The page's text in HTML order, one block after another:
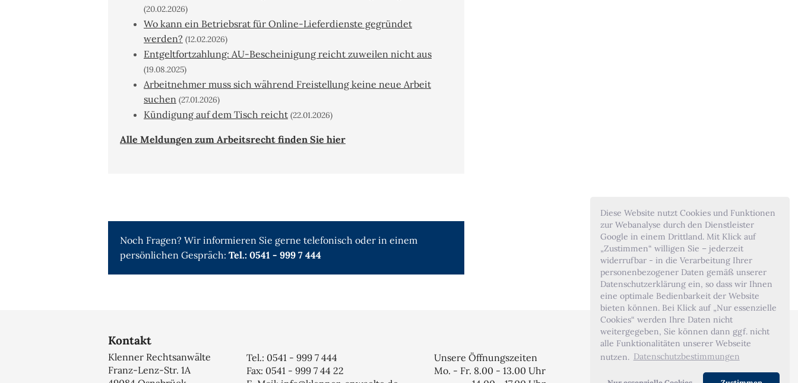
Diese Website nutzt Cookies und Funktionen
zur Webanalyse durch den Dienstleister
Google in einem Drittland. Mit Klick auf
„Zustimmen“ willigen Sie – jederzeit
widerrufbar - in die Verarbeitung Ihrer
personenbezogener Daten gemäß unserer
Datenschutzerklärung ein, so dass wir Ihnen
eine optimale Bedienbarkeit der Website
bieten können. Bei Klick auf „Nur essenzielle
Cookies“ werden Ihre Daten nicht
weitergegeben, Sie können dann ggf. nicht
alle Funktionalitäten unserer Webseite
nutzen. Datenschutzbestimmungen
(20.02.2026)
Wo kann ein Betriebsrat für Online-Lieferdienste gegründet
werden? (12.02.2026)
Entgeltfortzahlung: AU-Bescheinigung reicht zuweilen nicht aus
(19.08.2025)
Arbeitnehmer muss sich während Freistellung keine neue Arbeit
suchen (27.01.2026)
Kündigung auf dem Tisch reicht (22.01.2026)
Alle Meldungen zum Arbeitsrecht finden Sie hier
Noch Fragen? Wir informieren Sie gerne telefonisch oder in einem
persönlichen Gespräch: Tel.: 0541 - 999 7 444
Kontakt
Klenner Rechtsanwälte
Franz-Lenz-Str. 1A
Tel.: 0541 - 999 7 444
Fax: 0541 - 999 7 44 22
Unsere Öffnungszeiten
Mo. - Fr. 8.00 - 13.00 Uhr